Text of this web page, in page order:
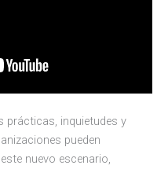
prácticas, inquietudes y
pueden
nuevo escenario,